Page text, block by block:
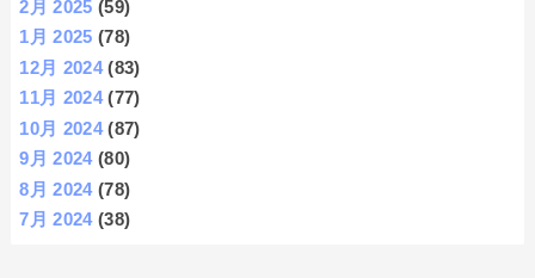
2月 2025 (59)
1月 2025 (78)
12月 2024(83)
11月 2024(77)
10月 2024(87)
9月 2024(80)
8月 2024(78)
7月 2024(38)